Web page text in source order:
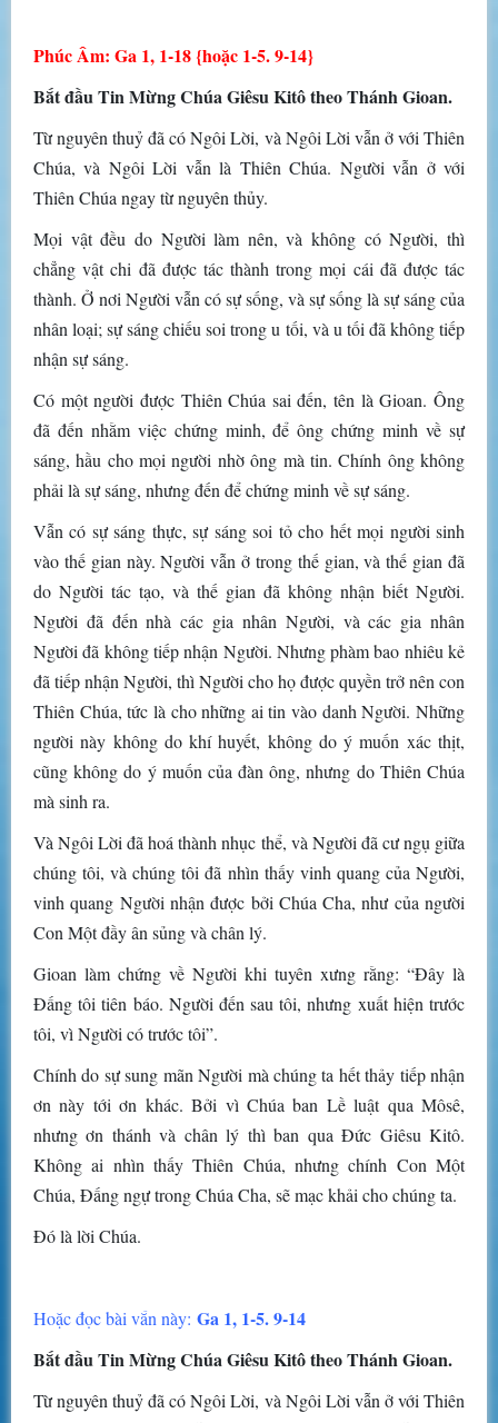
Phúc Âm: Ga 1, 1-18 {hoặc 1-5. 9-14}
Bắt đầu Tin Mừng Chúa Giêsu Kitô theo Thánh Gioan.
Từ nguyên thuỷ đã có Ngôi Lời, và Ngôi Lời vẫn ở với Thiên
Chúa, và Ngôi Lời vẫn là Thiên Chúa. Người vẫn ở với
Thiên Chúa ngay từ nguyên thủy.
Mọi vật đều do Người làm nên, và không có Người, thì
chẳng vật chi đã được tác thành trong mọi cái đã được tác
thành. Ở nơi Người vẫn có sự sống, và sự sống là sự sáng của
nhân loại; sự sáng chiếu soi trong u tối, và u tối đã không tiếp
nhận sự sáng.
Có một người được Thiên Chúa sai đến, tên là Gioan. Ông
đã đến nhằm việc chứng minh, để ông chứng minh về sự
sáng, hầu cho mọi người nhờ ông mà tin. Chính ông không
phải là sự sáng, nhưng đến để chứng minh về sự sáng.
Vẫn có sự sáng thực, sự sáng soi tỏ cho hết mọi người sinh
vào thế gian này. Người vẫn ở trong thế gian, và thế gian đã
do Người tác tạo, và thế gian đã không nhận biết Người.
Người đã đến nhà các gia nhân Người, và các gia nhân
Người đã không tiếp nhận Người. Nhưng phàm bao nhiêu kẻ
đã tiếp nhận Người, thì Người cho họ được quyền trở nên con
Thiên Chúa, tức là cho những ai tin vào danh Người. Những
người này không do khí huyết, không do ý muốn xác thịt,
cũng không do ý muốn của đàn ông, nhưng do Thiên Chúa
mà sinh ra.
Và Ngôi Lời đã hoá thành nhục thể, và Người đã cư ngụ giữa
chúng tôi, và chúng tôi đã nhìn thấy vinh quang của Người,
vinh quang Người nhận được bởi Chúa Cha, như của người
Con Một đầy ân sủng và chân lý.
Gioan làm chứng về Người khi tuyên xưng rằng: “Ðây là
Ðấng tôi tiên báo. Người đến sau tôi, nhưng xuất hiện trước
tôi, vì Người có trước tôi”.
Chính do sự sung mãn Người mà chúng ta hết thảy tiếp nhận
ơn này tới ơn khác. Bởi vì Chúa ban Lề luật qua Môsê,
nhưng ơn thánh và chân lý thì ban qua Ðức Giêsu Kitô.
Không ai nhìn thấy Thiên Chúa, nhưng chính Con Một
Chúa, Ðấng ngự trong Chúa Cha, sẽ mạc khải cho chúng ta.
Ðó là lời Chúa.
Hoặc đọc bài vắn này: Ga 1, 1-5. 9-14
Bắt đầu Tin Mừng Chúa Giêsu Kitô theo Thánh Gioan.
Từ nguyên thuỷ đã có Ngôi Lời, và Ngôi Lời vẫn ở với Thiên